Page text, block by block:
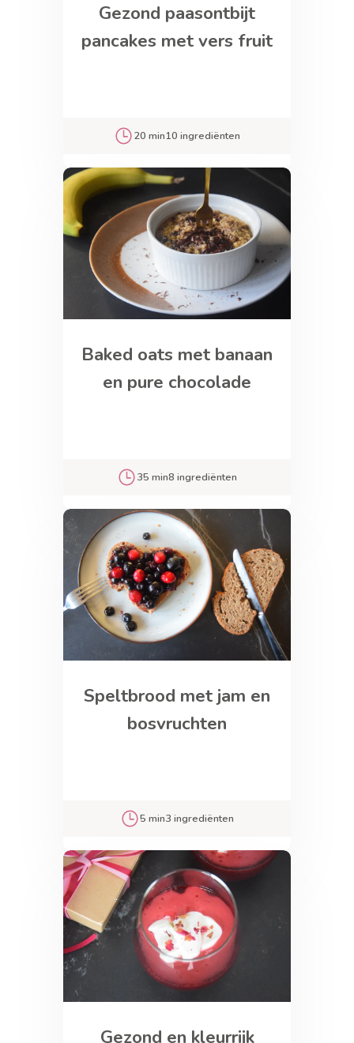
Gezond paasontbijt
pancakes met vers fruit
20 min10 ingrediënten
Baked oats met banaan
en pure chocolade
35 min8 ingrediënten
Speltbrood met jam en
bosvruchten
5 min3 ingrediënten
Gezond en kleurrijk